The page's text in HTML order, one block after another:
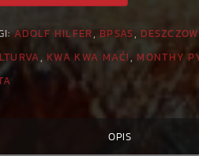
ADOLF HILFER, BPSAS,
,KWA KWA MAĆ!, MONTHY
OPIS